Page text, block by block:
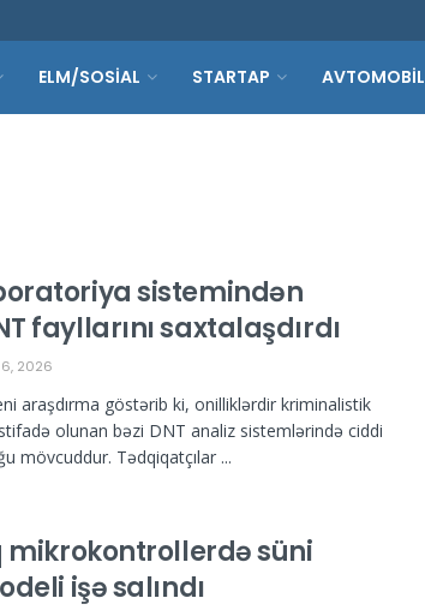
ELM/SOSİAL STARTAP AVTOMOBİL
sistemindən
fayllarını saxtalaşdırdı
6, 2026
araşdırma göstərib ki, onilliklərdir kriminalistik
olunan bəzi DNT analiz sistemlərində ciddi
mövcuddur. Tədqiqatçılar ...
mikrokontrollerdə süni
işə salındı